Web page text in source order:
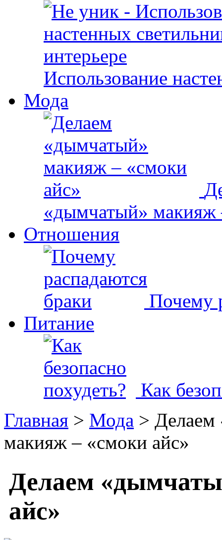
Использование
Мода
«дымчатый» макияж
Отношения
Почему
Питание
Как
Главная > Мода >
макияж – «смоки айс»
Делаем
айс»